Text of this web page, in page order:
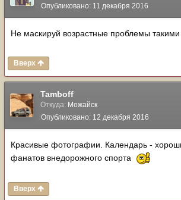
Опубликовано: 11 декабря 2016
Не маскируй возрастные проблемы
Вверх
Tamboff
Откуда: Можайск
Опубликовано: 12 декабря 2016
Красивые фотографии. Календарь -
фанатов внедорожного спорта
Вверх